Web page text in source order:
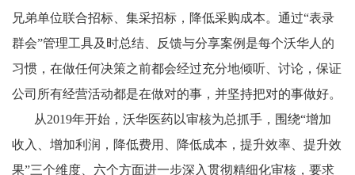
兄弟单位联合招标、集采招标，降低采购成本。通过“表录
群会”管理工具及时总结、反馈与分享案例是每个沃华人的
习惯，在做任何决策之前都会经过充分地倾听、讨论，保证
公司所有经营活动都是在做对的事，并坚持把对的事做好。
从2019年开始，沃华医药以审核为总抓手，围绕“增加
收入、增加利润，降低费用、降低成本，提升效率、提升效
果”三个维度、六个方面进一步深入贯彻精细化审核，要求